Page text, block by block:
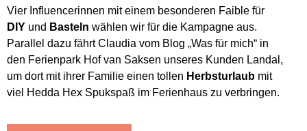
Vier Influencerinnen mit einem besonderen Faible für
DIY und Basteln wählen wir für die Kampagne aus.
Parallel dazu fährt Claudia vom Blog „Was für mich“ in
den Ferienpark Hof van Saksen unseres Kunden Landal,
um dort mit ihrer Familie einen tollen Herbsturlaub mit
viel Hedda Hex Spukspaß im Ferienhaus zu verbringen.